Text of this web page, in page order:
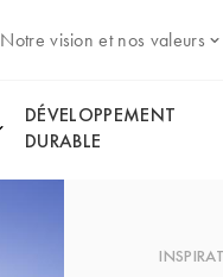
Notre vision et nos valeurs
DÉVELOPPEMENT
DURABLE